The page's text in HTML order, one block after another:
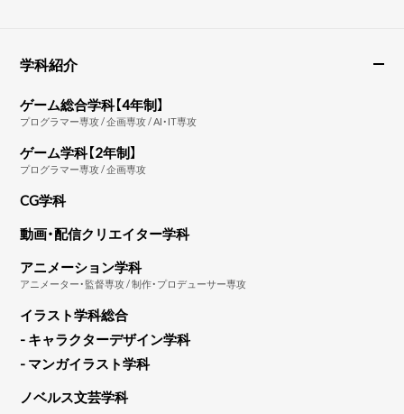
学科紹介
ゲーム総合学科【4年制】
プログラマー専攻 / 企画専攻 / AI・IT専攻
ゲーム学科【2年制】
プログラマー専攻 / 企画専攻
CG学科
動画・配信クリエイター学科
アニメーション学科
アニメーター・監督専攻 / 制作・プロデューサー専攻
イラスト学科総合
- キャラクターデザイン学科
- マンガイラスト学科
ノベルス文芸学科